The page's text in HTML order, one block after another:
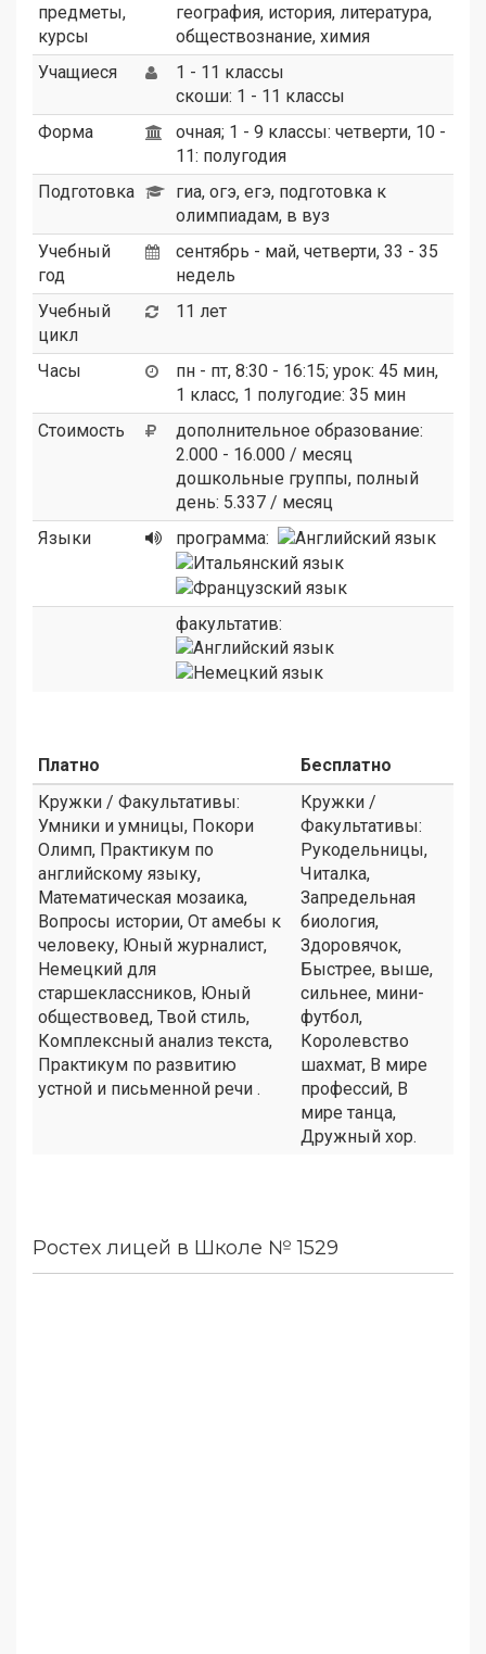
предметы,
курсы
география, история, литература,
обществознание, химия
Учащиеся
1 - 11 классы
скоши: 1 - 11 классы
Форма
очная; 1 - 9 классы: четверти, 10 -
11: полугодия
Подготовка
гиа, огэ, егэ, подготовка к
олимпиадам, в вуз
Учебный
год
сентябрь - май, четверти, 33 - 35
недель
Учебный
цикл
11 лет
Часы
пн - пт, 8:30 - 16:15; урок: 45 мин,
1 класс, 1 полугодие: 35 мин
Стоимость
дополнительное образование:
2.000 - 16.000 / месяц
дошкольные группы, полный
день: 5.337 / месяц
Языки
программа:
факультатив:
Платно
Бесплатно
Кружки / Факультативы:
Умники и умницы, Покори
Олимп, Практикум по
английскому языку,
Математическая мозаика,
Вопросы истории, От амебы к
человеку, Юный журналист,
Немецкий для
старшеклассников, Юный
обществовед, Твой стиль,
Комплексный анализ текста,
Практикум по развитию
устной и письменной речи .
Кружки /
Факультативы:
Рукодельницы,
Читалка,
Запредельная
биология,
Здоровячок,
Быстрее, выше,
сильнее, мини-
футбол,
Королевство
шахмат, В мире
профессий, В
мире танца,
Дружный хор.
Ростех лицей в Школе № 1529